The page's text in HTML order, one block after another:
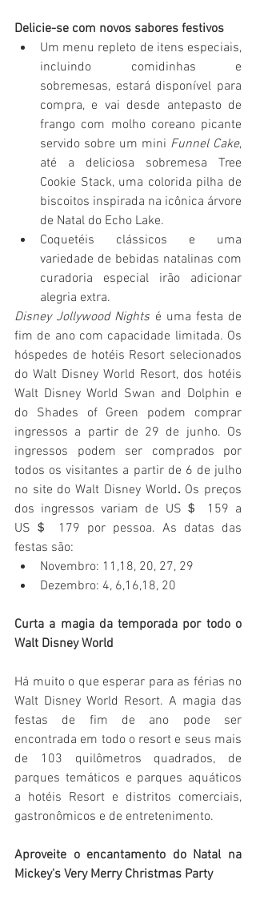
Delicie-se com novos sabores festivos
Um menu repleto de itens especiais,
incluindo comidinhas e
sobremesas, estará disponível para
compra, e vai desde antepasto de
frango com molho coreano picante
servido sobre um mini Funnel Cake,
até a deliciosa sobremesa Tree
Cookie Stack, uma colorida pilha de
biscoitos inspirada na icônica árvore
de Natal do Echo Lake.
Coquetéis clássicos e uma
variedade de bebidas natalinas com
curadoria especial irão adicionar
alegria extra.
Disney Jollywood Nights é uma festa de
fim de ano com capacidade limitada. Os
hóspedes de hotéis Resort selecionados
do Walt Disney World Resort, dos hotéis
Walt Disney World Swan and Dolphin e
do Shades of Green podem comprar
ingressos a partir de 29 de junho. Os
ingressos podem ser comprados por
todos os visitantes a partir de 6 de julho
no site do Walt Disney World. Os preços
dos ingressos variam de US＄ 159 a
US＄ 179 por pessoa. As datas das
festas são:
Novembro: 11,18, 20, 27, 29
Dezembro: 4, 6,16,18, 20
Curta a magia da temporada por todo o
Walt Disney World
Há muito o que esperar para as férias no
Walt Disney World Resort. A magia das
festas de fim de ano pode ser
encontrada em todo o resort e seus mais
de 103 quilômetros quadrados, de
parques temáticos e parques aquáticos
a hotéis Resort e distritos comerciais,
gastronômicos e de entretenimento.
Aproveite o encantamento do Natal na
Mickey's Very Merry Christmas Party